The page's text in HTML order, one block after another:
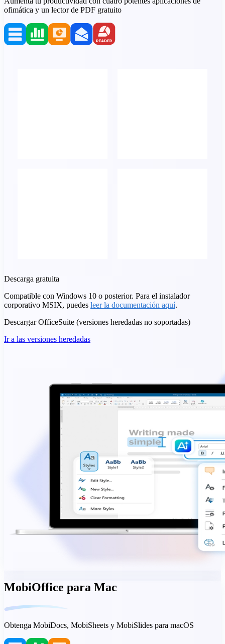
ofimática y un lector de PDF gratuito
Descarga gratuita
Compatible con Windows 10 o posterior. Para el instalador
corporativo MSIX, puedes leer la documentación aquí.
Descargar OfficeSuite (versiones heredadas no soportadas)
Ir a las versiones heredadas
MobiOffice para Mac
Obtenga MobiDocs, MobiSheets y MobiSlides para macOS